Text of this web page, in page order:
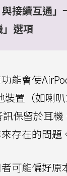
與接續互通
」選項
能會使
裝置（如喇
保留於耳
存在的問題
可能偏好原